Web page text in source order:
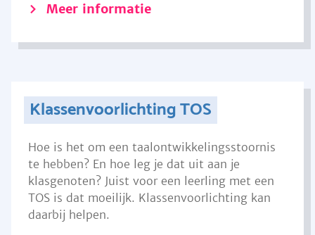
Meer informatie
Klassenvoorlichting TOS
Hoe is het om een taalontwikkelingsstoornis
te hebben? En hoe leg je dat uit aan je
klasgenoten? Juist voor een leerling met een
TOS is dat moeilijk. Klassenvoorlichting kan
daarbij helpen.